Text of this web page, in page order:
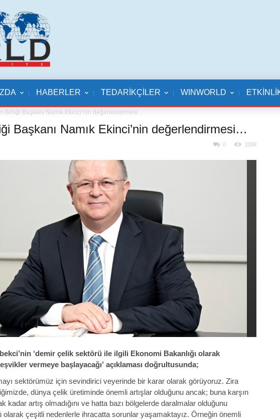
HABERLER TEDARİKÇİLER WINWORLD
Birliği Başkanı Namık Ekinci’nin değerlendirmesi…
Başkanı Namık Ekinci’nin değerlendirmesi…
0 3288
‘demir çelik sektörü ile ilgili Ekonomi Bakanlığı olarak
vermeye başlayacağı’ açıklaması doğrultusunda;
sektörümüz için sevindirici veyerinde bir karar olarak görüyoruz. Zira
dünya çelik üretiminde önemli artışlar olduğunu ancak; buna karşın
kadar artış olmadığını ve hatta bazı bölgelerde daralmalar olduğunu
çeşitli nedenlerle ihracatta sorunlar yaşamaktayız. Örneğin önemli